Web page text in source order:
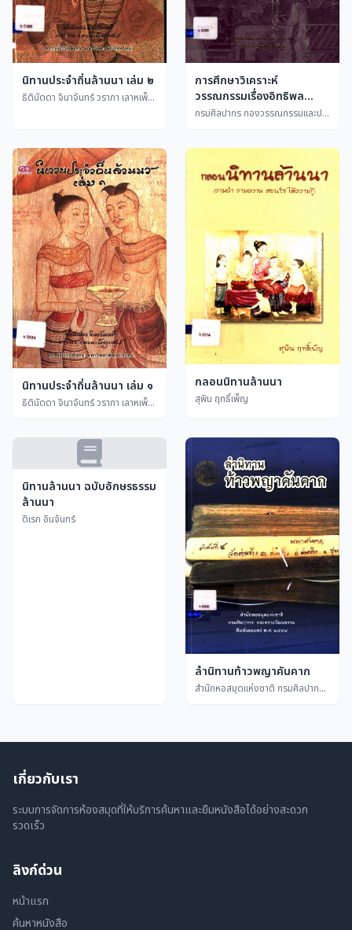
นิทานประจำถิ่นล้านนา เล่ม ๒
ธิตินัดดา จินาจันทร์ วราภา เลาหเพ็ญแสง
การศึกษาวิเคราะห์
วรรณกรรมเรื่องอิทธิพล
กลอนอ่านในนิทานคำกลอนกรมศิลปากร กองวรรณกรรมและประวัติศาสตร์ - ทิพวัน บุญวีระ
นิทานประจำถิ่นล้านนา เล่ม ๑
ธิตินัดดา จินาจันทร์ วราภา เลาหเพ็ญแสง
กลอนนิทานล้านนา
สุพิน ฤทธิ์เพ็ญ
นิทานล้านนา ฉบับอักษรธรรม
ล้านนา
ดิเรก อินจันทร์
ลำนิทานท้าวพญาคันคาก
สำนักหอสมุดแห่งชาติ กรมศิลปากร กระทรวงวัฒนธรรม
เกี่ยวกับเรา
ระบบการจัดการห้องสมุดที่ให้บริการค้นหาและยืมหนังสือได้อย่างสะดวก
รวดเร็ว
ลิงก์ด่วน
หน้าแรก
ค้นหาหนังสือ